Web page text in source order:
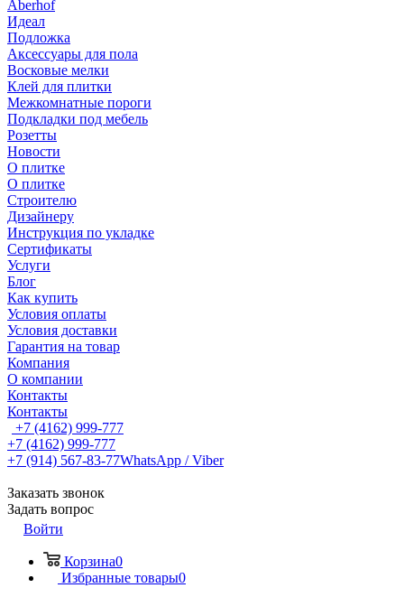
Aberhof
Идеал
Подложка
Аксессуары для пола
Восковые мелки
Клей для плитки
Межкомнатные пороги
Подкладки под мебель
Розетты
Новости
О плитке
О плитке
Строителю
Дизайнеру
Инструкция по укладке
Сертификаты
Услуги
Блог
Как купить
Условия оплаты
Условия доставки
Гарантия на товар
Компания
О компании
Контакты
Контакты
+7 (4162) 999-777
+7 (4162) 999-777
+7 (914) 567-83-77WhatsApp / Viber
Заказать звонок
Задать вопрос
Войти
Корзина0
Избранные товары0